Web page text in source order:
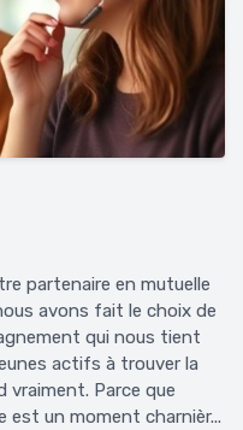
partenaire en mutuelle
avons fait le choix de
qui nous tient
actifs à trouver la
vraiment. Parce que
est un moment charnièr...